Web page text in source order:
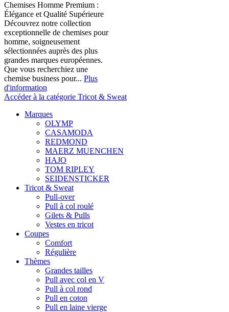
Chemises Homme Premium :
Élégance et Qualité Supérieure
Découvrez notre collection
exceptionnelle de chemises pour
homme, soigneusement
sélectionnées auprès des plus
grandes marques européennes.
Que vous recherchiez une
chemise business pour... Plus
d'information
Accéder à la catégorie Tricot & Sweat
Marques
OLYMP
CASAMODA
REDMOND
MAERZ MUENCHEN
HAJO
TOM RIPLEY
SEIDENSTICKER
Tricot & Sweat
Pull-over
Pull à col roulé
Gilets & Pulls
Vestes en tricot
Coupes
Comfort
Régulière
Thèmes
Grandes tailles
Pull avec col en V
Pull à col rond
Pull en coton
Pull en laine vierge